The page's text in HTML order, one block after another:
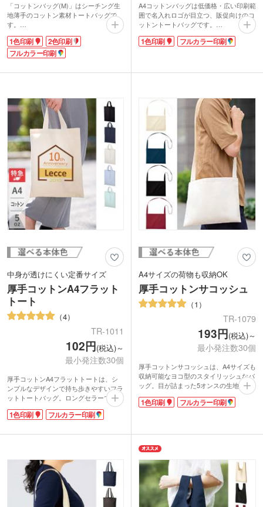
「コットンバッグ(M)」はシーチング生
地薄手のコットン素材トートバッグで
す。
毎日の生活シーンで出番が多いのは、コ
ットンバッグ(M)のようなシンプルで軽
いトートバッグ。たたんでメインバッグ
えたときも大丈夫。活用度の高いアイテ
1色印刷
2色印刷
フルカラー印刷
A4コットンバッグは低価格・広い印刷範
囲で名入れロゴが目立つ、販促向けのコ
ットントートバッグです。
A4サイズのファイルや商品カタログがき
ちんと収納でき、展示会・セミナーなど
ョップのロゴを名入れして、オリジナル
です。
生地はコットン100%、自然素材で作っ
たエコマーク製品。人にも環境にもやさ
しいバッグです。
1色印刷 フルカラー印刷
中身が透けにくい定番サイズ
厚手コットンA4フラット
トート
4
TR-1011
102円(税込)～
最小発注数30個
厚手コットンA4フラットトートは、シ
ンプルなデザインで持ち歩きやすいフラ
ットトートバッグ。ロングセラーで大人
気のコットンシリーズに、生地の目が詰
まった5オンスの厚手コットンが仲間入
A4サイズがぴったり入るマチなしタイ
など幅広い用途で役立ちます。
名入れは1色・フルカラーで対応してい
ます。ロゴやイラストを印刷してオリジ
ナルトートバッグを作成してみてはいか
がでしょうか?
1色印刷 フルカラー印刷
A4サイズの荷物も収納OK
厚手コットンサコッシュ
1
TR-1079
193円(税込)～
最小発注数30個
厚手コットンサコッシュは、A4サイズも
収納可能なヨコ型のスタイリッシュなバ
ッグ。目が詰まった5オンスの生地を使
用しているので、軽量でやわらかさを残
しつつ中身が透けにくい仕上がりになっ
示会やオープンキャンパスのノベルティ
カラーはナチュラル、ネイビー、ブラッ
ク、ワインレッドの4色をご用意。お好
きな色を選べます。リーズナブルなお値
段なので、ワークショップの素材として
も無地のご購入もおすすめです。
1色印刷 フルカラー印刷